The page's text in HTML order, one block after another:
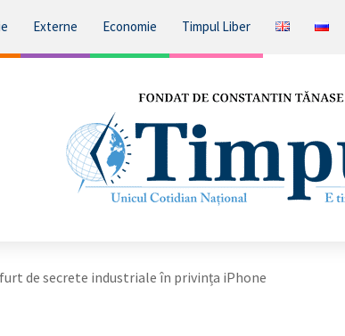
Externe Economie Timpul Liber
de secrete industriale în privința iPhone